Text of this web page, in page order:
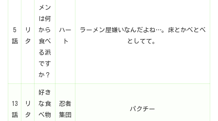
5
話
リ
タ
メン
は何
から
食べ
る派
です
か？
ハー
ト
ラーメン屋嫌いなんだよね…。床とかべとべ
としてて。
13
話
リ
タ
好き
な食
べ物
忍者
集団
パクチー